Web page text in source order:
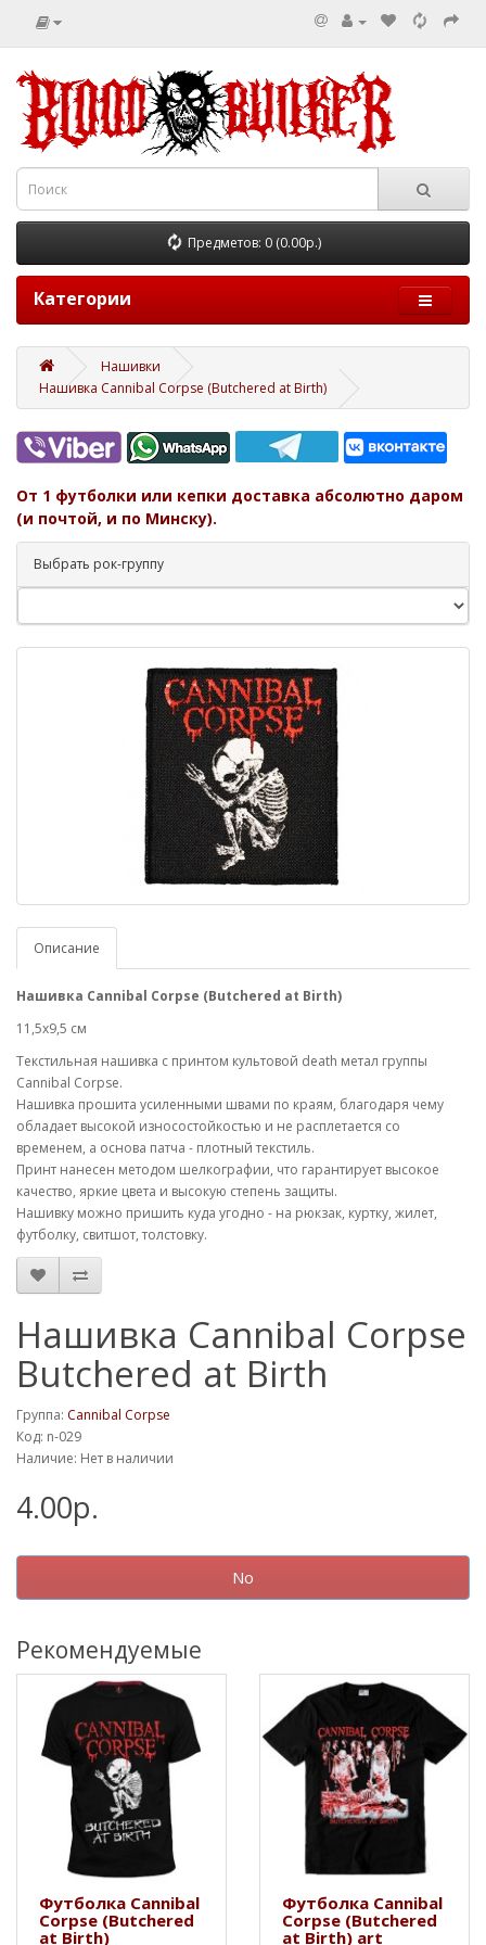
Предметов: 0 (0.00р.)
Категории
Нашивки
Нашивка Cannibal Corpse (Butchered at Birth)
От 1 футболки или кепки доставка абсолютно даром
(и почтой, и по Минску).
Выбрать рок-группу
Описание
Нашивка Cannibal Corpse (Butchered at Birth)
11,5х9,5 см
Текстильная нашивка с принтом культовой death метал группы
Cannibal Corpse.
Нашивка прошита усиленными швами по краям, благодаря чему
обладает высокой износостойкостью и не расплетается со
временем, а основа патча - плотный текстиль.
Принт нанесен методом шелкографии, что гарантирует высокое
качество, яркие цвета и высокую степень защиты.
Нашивку можно пришить куда угодно - на рюкзак, куртку, жилет,
футболку, свитшот, толстовку.
Нашивка Cannibal Corpse
Butchered at Birth
Группа: Cannibal Corpse
Код: n-029
Наличие: Нет в наличии
4.00р.
No
Рекомендуемые
Футболка Cannibal
Corpse (Butchered
at Birth)
Футболка Cannibal
Corpse (Butchered
at Birth) art